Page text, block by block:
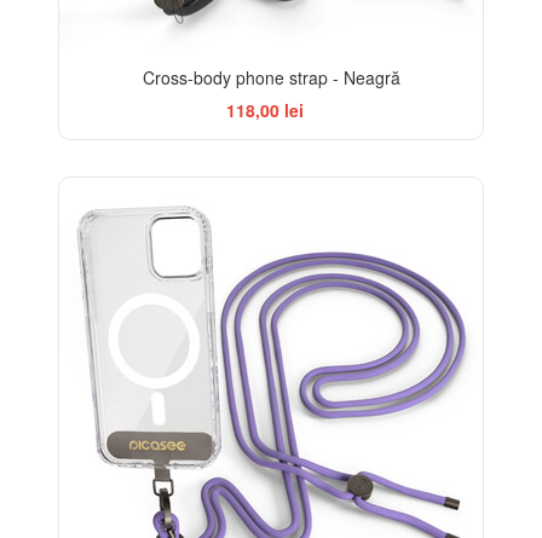
Cross-body phone strap - Neagră
118,00 lei